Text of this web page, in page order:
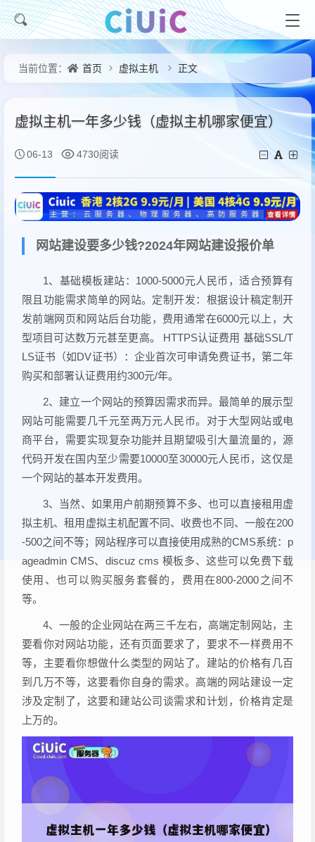
当前位置： 首页 虚拟主机 正文
虚拟主机一年多少钱（虚拟主机哪家便宜）
06-13 4730阅读
网站建设要多少钱?2024年网站建设报价单
1、基础模板建站：1000-5000元人民币，适合预算有
限且功能需求简单的网站。定制开发：根据设计稿定制开
发前端网页和网站后台功能，费用通常在6000元以上，大
型项目可达数万元甚至更高。 HTTPS认证费用 基础SSL/T
LS证书（如DV证书）：企业首次可申请免费证书，第二年
购买和部署认证费用约300元/年。
2、建立一个网站的预算因需求而异。最简单的展示型
网站可能需要几千元至两万元人民币。对于大型网站或电
商平台，需要实现复杂功能并且期望吸引大量流量的，源
代码开发在国内至少需要10000至30000元人民币，这仅是
一个网站的基本开发费用。
3、当然、如果用户前期预算不多、也可以直接租用虚
拟主机、租用虚拟主机配置不同、收费也不同、一般在200
-500之间不等；网站程序可以直接使用成熟的CMS系统：p
ageadmin CMS、discuz cms 模板多、这些可以免费下载
使用、也可以购买服务套餐的，费用在800-2000之间不
等。
4、一般的企业网站在两三千左右，高端定制网站，主
要看你对网站功能，还有页面要求了，要求不一样费用不
等，主要看你想做什么类型的网站了。建站的价格有几百
到几万不等，这要看你自身的需求。高端的网站建设一定
涉及定制了，这要和建站公司谈需求和计划，价格肯定是
上万的。